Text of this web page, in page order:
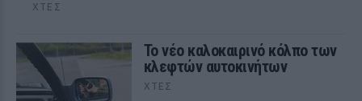
ΧΤΕΣ
Το νέο καλοκαιρινό κόλπο των
κλεφτών αυτοκινήτων
ΧΤΕΣ